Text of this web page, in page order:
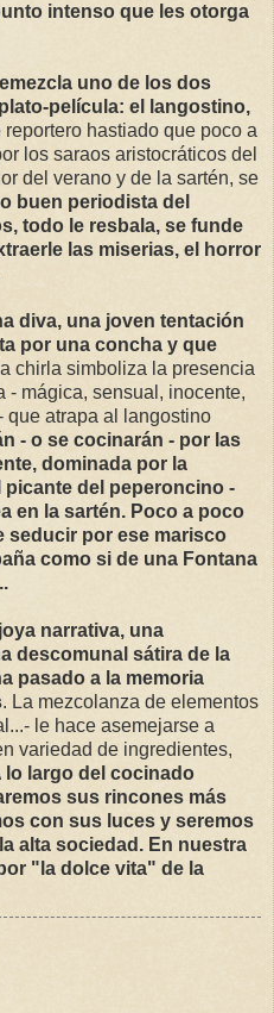
intenso que les otorga
uno de los dos
película: el langostino,
reportero hastiado que poco a
los saraos aristocráticos del
del verano y de la sartén, se
buen periodista del
todo le resbala, se funde
las miserias, el horror
diva, una joven tentación
por una concha y que
chirla simboliza la presencia
- mágica, sensual, inocente,
que atrapa al langostino
- o se cocinarán - por las
dominada por la
del peperoncino -
en la sartén. Poco a poco
seducir por ese marisco
como si de una Fontana
narrativa, una
descomunal sátira de la
pasado a la memoria
. La mezcolanza de elementos
le hace asemejarse a
variedad de ingredientes,
lo largo del cocinado
sus rincones más
con sus luces y seremos
alta sociedad. En nuestra
"la dolce vita" de la